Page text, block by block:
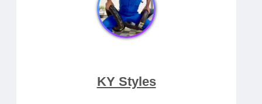
KY Styles